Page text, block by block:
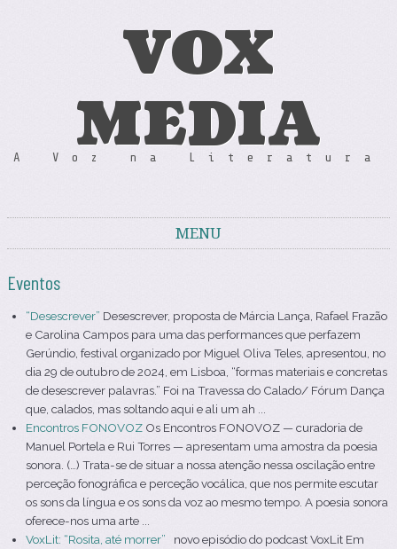
VOX
MEDIA
A Voz na Literatura
MENU
Eventos
“Desescrever” Desescrever, proposta de Márcia Lança, Rafael Frazão
e Carolina Campos para uma das performances que perfazem
Gerúndio, festival organizado por Miguel Oliva Teles, apresentou, no
dia 29 de outubro de 2024, em Lisboa, “formas materiais e concretas
de desescrever palavras.” Foi na Travessa do Calado/ Fórum Dança
que, calados, mas soltando aqui e ali um ah ...
Encontros FONOVOZ Os Encontros FONOVOZ — curadoria de
Manuel Portela e Rui Torres — apresentam uma amostra da poesia
sonora. (…) Trata-se de situar a nossa atenção nessa oscilação entre
perceção fonográfica e perceção vocálica, que nos permite escutar
os sons da língua e os sons da voz ao mesmo tempo. A poesia sonora
oferece-nos uma arte ...
VoxLit: “Rosita, até morrer” novo episódio do podcast VoxLit Em